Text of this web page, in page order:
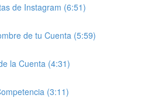
de Instagram (6:51)
de tu Cuenta (5:59)
la Cuenta (4:31)
(3:11)